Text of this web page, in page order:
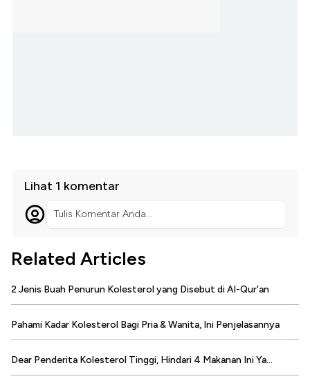
Lihat 1 komentar
Tulis Komentar Anda...
Related Articles
2 Jenis Buah Penurun Kolesterol yang Disebut di Al-Qur'an
Pahami Kadar Kolesterol Bagi Pria & Wanita, Ini Penjelasannya
Dear Penderita Kolesterol Tinggi, Hindari 4 Makanan Ini Ya...